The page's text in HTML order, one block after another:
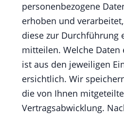
personenbezogene
erhoben und
diese zur Durchführung
mitteilen. Welche Daten
ist aus den jeweiligen
ersichtlich. Wir
die von Ihnen
Vertragsabwicklung.